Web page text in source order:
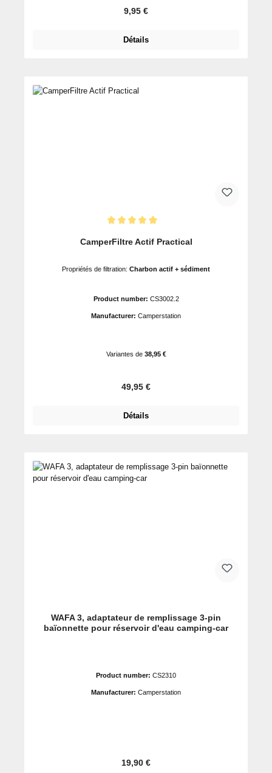
Prix régulier :
9,95 €
Détails
CamperFiltre Actif Practical
Propriétés de filtration: Charbon actif + sédiment
Product number: CS3002.2
Manufacturer: Camperstation
Variantes de38,95 €
Prix régulier :
49,95 €
Détails
WAFA 3, adaptateur de remplissage 3-pin
baïonnette pour réservoir d'eau camping-car
Product number: CS2310
Manufacturer: Camperstation
Prix régulier :
19,90 €